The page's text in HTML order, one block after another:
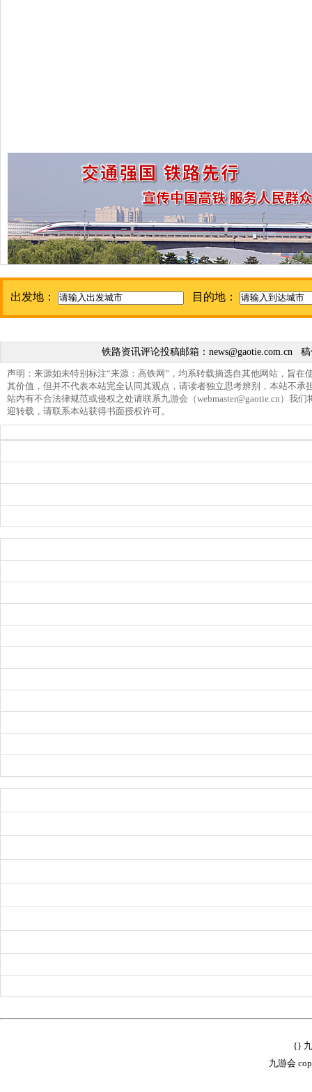
出发地： 目的地：
铁路资讯评论投稿邮箱： news@gaotie.com.cn稿
声明：来源如未特别标注“来源：高铁网”，均系转载摘选自其他网站，旨在
其价值，但并不代表本站完全认同其观点，请读者独立思考辨别，本站不承
站内有不合法律规范或侵权之处请联系九游会（webmaster@gaotie.cn ）我们
迎转载，请联系本站获得书面授权许可。
{}
九游会